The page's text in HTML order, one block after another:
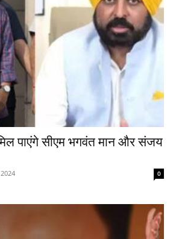
पाएंगे सीएम भगवंत मान और संजय
0